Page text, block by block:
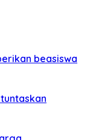
beasiswa